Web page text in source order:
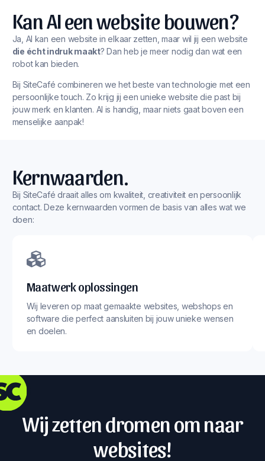
Kan AI een website bouwen?
Ja, AI kan een website in elkaar zetten, maar wil jij een website
die écht indruk maakt? Dan heb je meer nodig dan wat een
robot kan bieden.
Bij SiteCafé combineren we het beste van technologie met een
persoonlijke touch. Zo krijg jij een unieke website die past bij
jouw merk en klanten. AI is handig, maar niets gaat boven een
menselijke aanpak!
Kernwaarden.
Bij SiteCafé draait alles om kwaliteit, creativiteit en persoonlijk
contact. Deze kernwaarden vormen de basis van alles wat we
doen:
Maatwerk oplossingen
Wij leveren op maat gemaakte websites, webshops en
software die perfect aansluiten bij jouw unieke wensen
en doelen.
Wij zetten dromen om naar
websites!